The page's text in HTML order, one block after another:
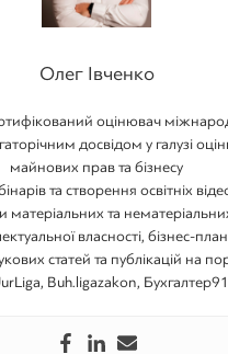
Олег Івченко
оцінювач
досвідом у галузі
майнових прав та бізнесу
та створення освітніх
матеріальних та
власності, бізнес-
статей та публікацій на
Buh.ligazakon,